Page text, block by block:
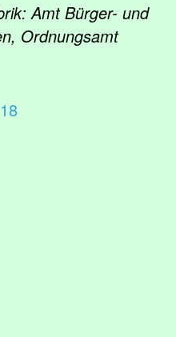
Amt Bürger- und
Ordnungsamt